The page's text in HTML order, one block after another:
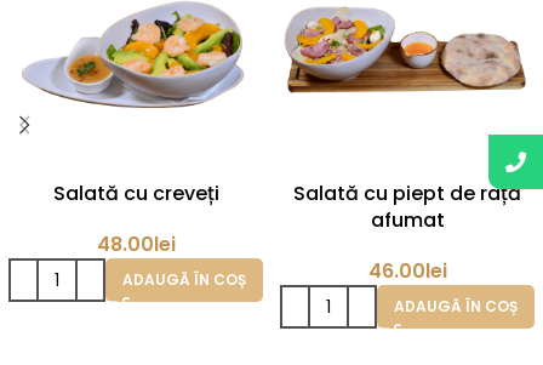
Salată cu creveți
48.00lei
ADAUGĂ ÎN COȘ
Salată cu piept de rață
afumat
46.00lei
ADAUGĂ ÎN COȘ